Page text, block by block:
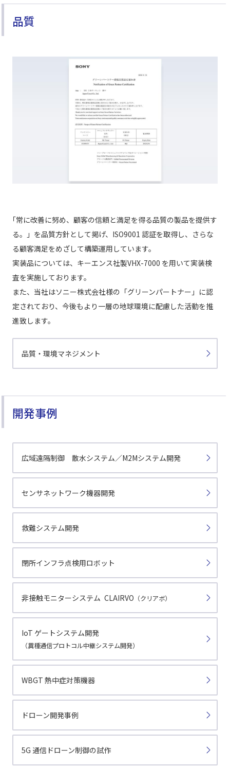
品質
「常に改善に努め、顧客の信頼と満足を得る品質の製品を提供す
る。」を品質方針として掲げ、ISO9001 認証を取得し、さらな
る顧客満足をめざして構築運用しています。
実装品については、キーエンス社製VHX-7000 を用いて実装検
査を実施しております。
また、当社はソニー株式会社様の「グリーンパートナー」に認
定されており、今後もより一層の地球環境に配慮した活動を推
進致します。
品質・環境マネジメント
開発事例
広域遠隔制御 散水システム／M2Mシステム開発
センサネットワーク機器開発
救難システム開発
閉所インフラ点検用ロボット
非接触モニターシステム CLAIRVO （クリアボ）
IoT ゲートシステム開発
（異種通信プロトコル中継システム開発）
WBGT 熱中症対策機器
ドローン開発事例
5G 通信ドローン制御の試作